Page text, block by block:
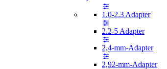
1.0-2.3 Adapter
2.2-5 Adapter
2,4-mm-Adapter
2,92-mm-Adapter